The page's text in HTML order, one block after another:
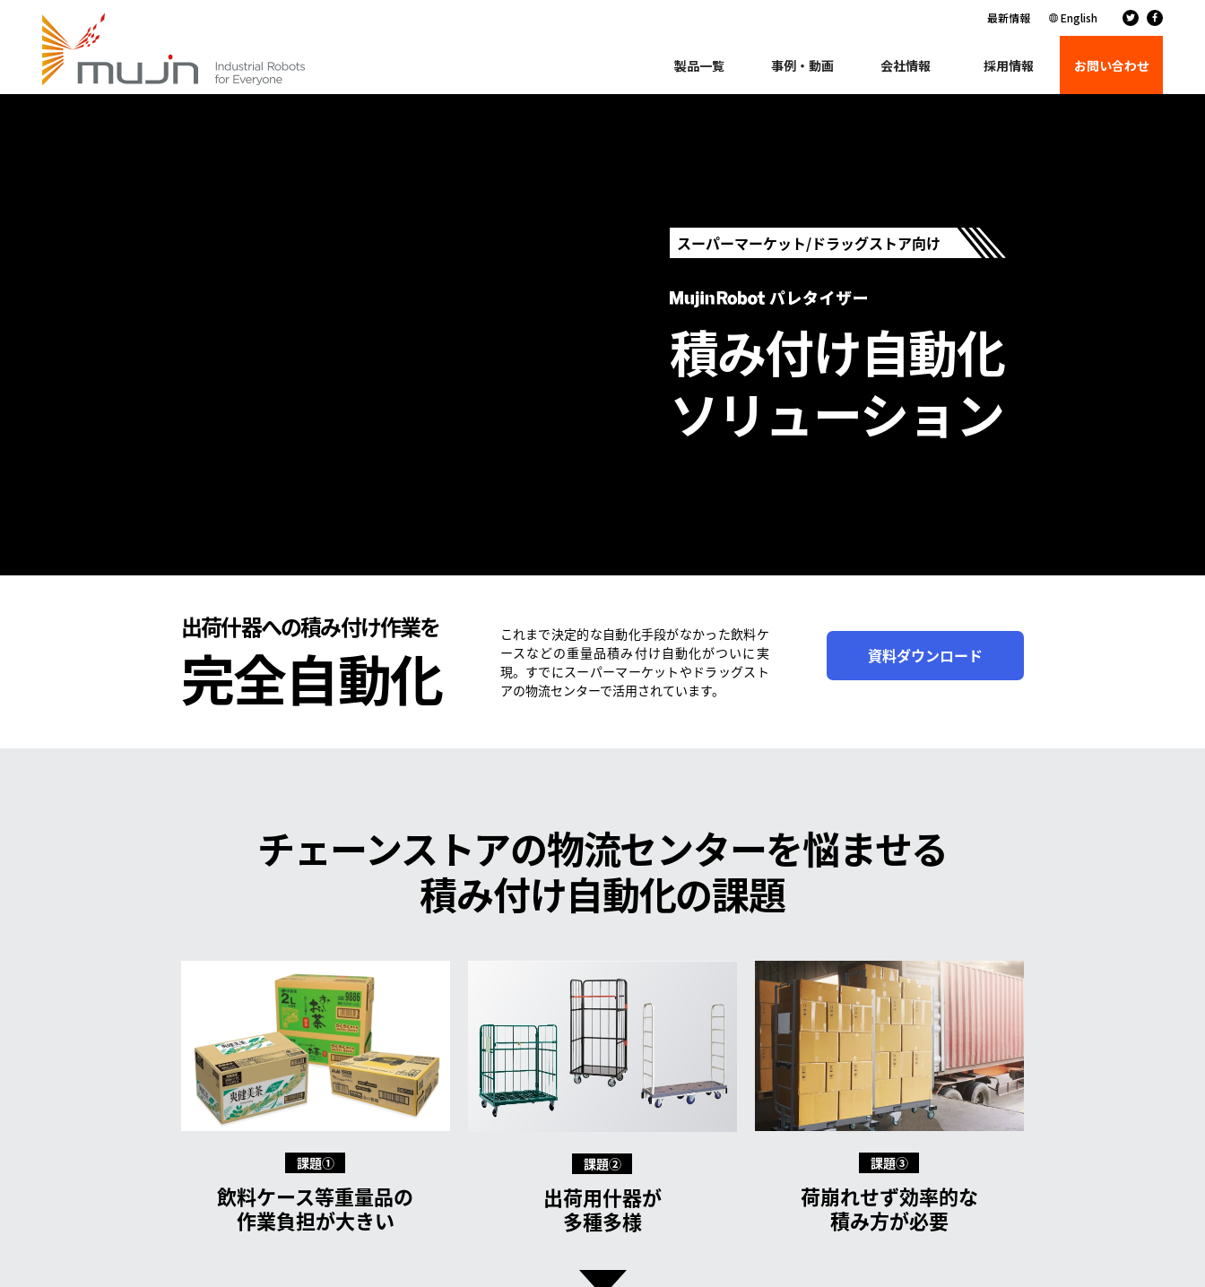
最新情報 English
製品一覧 事例・動画 会社情報 採用情報 お問い合わせ
スーパーマーケット/ドラッグストア向け
積み付け自動化
ソリューション
出荷什器への積み付け作業を
完全自動化
これまで決定的な自動化手段がなかった飲料ケ
ースなどの重量品積み付け自動化がついに実
現。すでにスーパーマーケットやドラッグスト
アの物流センターで活用されています。
資料ダウンロード
チェーンストアの物流センターを悩ませる
積み付け自動化の課題
課題①
飲料ケース等重量品の
作業負担が大きい
課題②
出荷用什器が
多種多様
課題③
荷崩れせず効率的な
積み方が必要